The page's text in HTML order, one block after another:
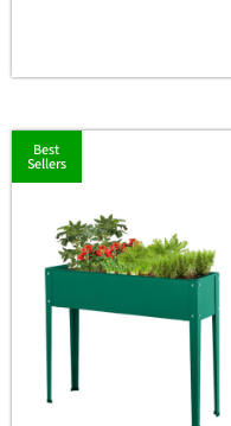
Best
Sellers